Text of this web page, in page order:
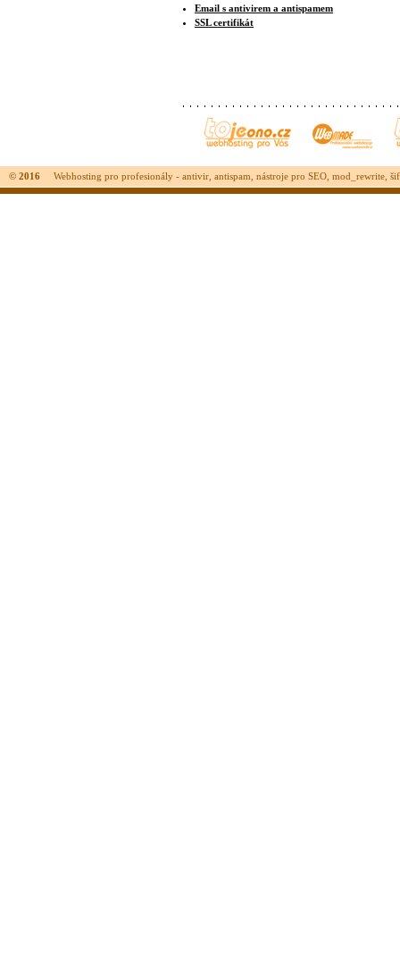
Email s antivirem a antispamem
SSL certifikát
© 2016 Webhosting pro profesionály - antivir, antispam, nástroje pro SEO, mod_rewrite,